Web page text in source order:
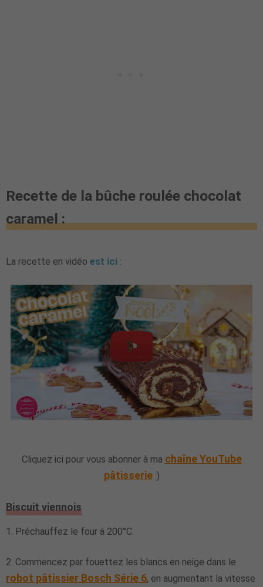
Recette de la bûche roulée chocolat
caramel :
La recette en vidéo est ici :
Cliquez ici pour vous abonner à ma chaîne YouTube
pâtisserie:)
Biscuit viennois
1. Préchauffez le four à 200°C.
2. Commencez par fouettez les blancs en neige dans le
robot pâtissier Bosch Série 6, en augmentant la vitesse